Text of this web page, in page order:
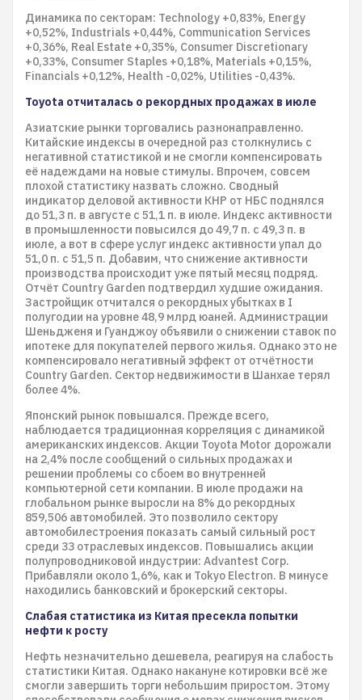
Динамика по секторам: Technology +0,83%, Energy
+0,52%, Industrials +0,44%, Communication Services
+0,36%, Real Estate +0,35%, Consumer Discretionary
+0,33%, Consumer Staples +0,18%, Materials +0,15%,
Financials +0,12%, Health -0,02%, Utilities -0,43%.
Toyota отчиталась о рекордных продажах в июле
Азиатские рынки торговались разнонаправленно.
Китайские индексы в очередной раз столкнулись с
негативной статистикой и не смогли компенсировать
её надеждами на новые стимулы. Впрочем, совсем
плохой статистику назвать сложно. Сводный
индикатор деловой активности КНР от НБС поднялся
до 51,3 п. в августе с 51,1 п. в июле. Индекс активности
в промышленности повысился до 49,7 п. с 49,3 п. в
июле, а вот в сфере услуг индекс активности упал до
51,0 п. с 51,5 п. Добавим, что снижение активности
производства происходит уже пятый месяц подряд.
Отчёт Country Garden подтвердил худшие ожидания.
Застройщик отчитался о рекордных убытках в I
полугодии на уровне 48,9 млрд юаней. Администрации
Шеньдженя и Гуанджоу объявили о снижении ставок по
ипотеке для покупателей первого жилья. Однако это не
компенсировало негативный эффект от отчётности
Country Garden. Сектор недвижимости в Шанхае терял
более 4%.
Японский рынок повышался. Прежде всего,
наблюдается традиционная корреляция с динамикой
американских индексов. Акции Toyota Motor дорожали
на 2,4% после сообщений о сильных продажах и
решении проблемы со сбоем во внутренней
компьютерной сети компании. В июле продажи на
глобальном рынке выросли на 8% до рекордных
859,506 автомобилей. Это позволило сектору
автомобилестроения показать самый сильный рост
среди 33 отраслевых индексов. Повышались акции
полупроводниковой индустрии: Advantest Corp.
Прибавляли около 1,6%, как и Tokyo Electron. В минусе
находились банковский и брокерский секторы.
Слабая статистика из Китая пресекла попытки
нефти к росту
Нефть незначительно дешевела, реагируя на слабость
статистики Китая. Однако накануне котировки всё же
смогли завершить торги небольшим приростом. Этому